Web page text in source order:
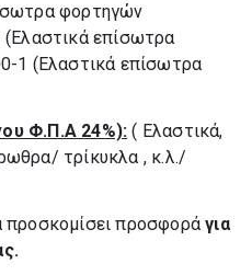
φορτηγών
επίσωτρα
1 (Ελαστικά επίσωτρα
Φ.Π.Α 24%): ( Ελαστικά,
τρίκυκλα , κ.λ./
προσκομίσει προσφοράγια